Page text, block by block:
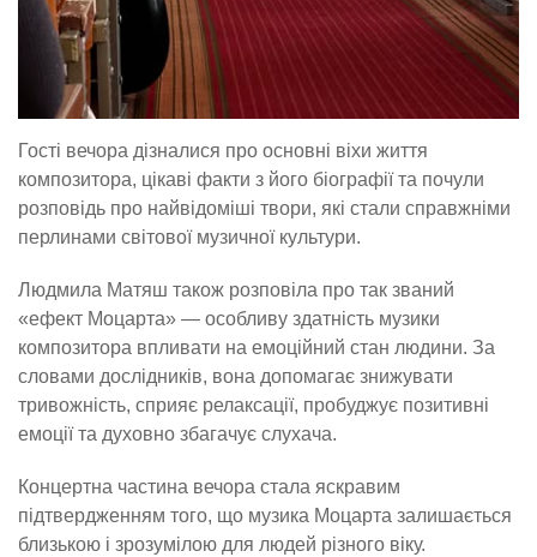
Гості вечора дізналися про основні віхи життя
композитора, цікаві факти з його біографії та почули
розповідь про найвідоміші твори, які стали справжніми
перлинами світової музичної культури.
Людмила Матяш також розповіла про так званий
«ефект Моцарта» — особливу здатність музики
композитора впливати на емоційний стан людини. За
словами дослідників, вона допомагає знижувати
тривожність, сприяє релаксації, пробуджує позитивні
емоції та духовно збагачує слухача.
Концертна частина вечора стала яскравим
підтвердженням того, що музика Моцарта залишається
близькою і зрозумілою для людей різного віку.